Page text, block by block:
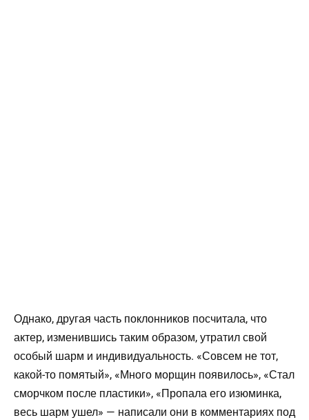
Однако, другая часть поклонников посчитала, что
актер, изменившись таким образом, утратил свой
особый шарм и индивидуальность. «Совсем не тот,
какой-то помятый», «Много морщин появилось», «Стал
сморчком после пластики», «Пропала его изюминка,
весь шарм ушел» — написали они в комментариях под